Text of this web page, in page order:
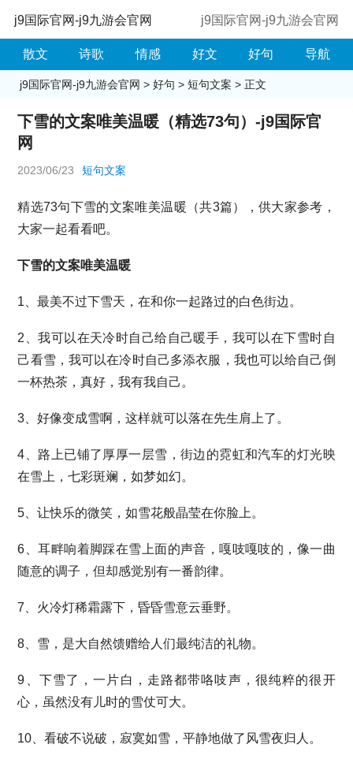
j9国际官网-j9九游会官网 j9国际官网-j9九游会官网
散文 诗歌 情感 好文 好句 导航
j9国际官网-j9九游会官网 > 好句 > 短句文案 > 正文
下雪的文案唯美温暖（精选73句）-j9国际官
网
2023/06/23 短句文案
精选73句下雪的文案唯美温暖（共3篇），供大家参考，
大家一起看看吧。
下雪的文案唯美温暖
1、最美不过下雪天，在和你一起路过的白色街边。
2、我可以在天冷时自己给自己暖手，我可以在下雪时自
己看雪，我可以在冷时自己多添衣服，我也可以给自己倒
一杯热茶，真好，我有我自己。
3、好像变成雪啊，这样就可以落在先生肩上了。
4、路上已铺了厚厚一层雪，街边的霓虹和汽车的灯光映
在雪上，七彩斑斓，如梦如幻。
5、让快乐的微笑，如雪花般晶莹在你脸上。
6、耳畔响着脚踩在雪上面的声音，嘎吱嘎吱的，像一曲
随意的调子，但却感觉别有一番韵律。
7、火冷灯稀霜露下，昏昏雪意云垂野。
8、雪，是大自然馈赠给人们最纯洁的礼物。
9、下雪了，一片白，走路都带咯吱声，很纯粹的很开
心，虽然没有儿时的雪仗可大。
10、看破不说破，寂寞如雪，平静地做了风雪夜归人。